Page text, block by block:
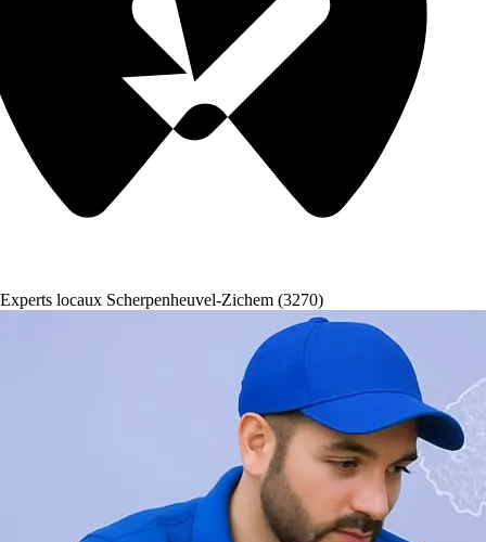
Experts locaux Scherpenheuvel-Zichem (3270)